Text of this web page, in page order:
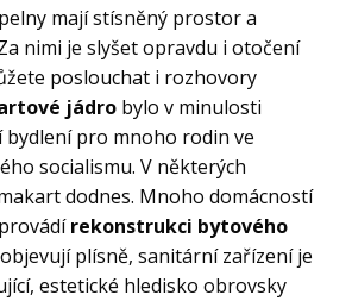
mají stísněný prostor a
nimi je slyšet opravdu i otočení
poslouchat i rozhovory
jádro bylo v minulosti
bydlení pro mnoho rodin ve
socialismu. V některých
dodnes. Mnoho domácností
rekonstrukci bytového
plísně, sanitární zařízení je
estetické hledisko obrovsky